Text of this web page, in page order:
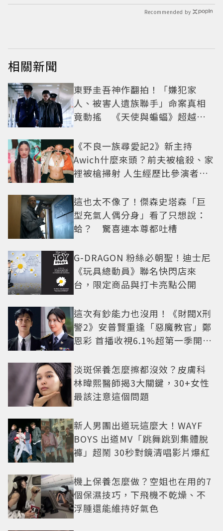
Recommended by
相關新聞
東野圭吾神作翻拍！「嫌犯家
人、被害人遺族聯手」命案真相
竟動搖 《天使與蝙蝠》超越懸
《不良一族尋愛記2》新主持
Awich什麼來頭？前夫被槍殺、家
裡被槍掃射 人生經歷比參演者還
這也太不像了！傑森史塔森「巨
型充氣人偶分身」看了只想說：
蛤？ 驚喜連本尊都吐槽
G-DRAGON 粉絲必朝聖！迪士尼
《玩具總動員》聯名快閃店來
台，限定商品與打卡亮點公開
這次有鈔能力也沒用！《財閥X刑
警2》安普賢重逢「惡魔教官」鄭
恩彩 首播收視6.1%超第一季開紅
淡斑保養怎麼擦都沒效？皮膚科
林暐熙醫師揭3大關鍵，30+女性
最該注意這個問題
新人男團出道玩這麼大！WAYF
BOYS 出道MV「跳舞跳到集體脫
褲」超鬧 30秒對鏡清唱影片爆紅
機上保養怎麼做？空姐也在用的7
個保濕技巧，下飛機不乾燥、不
浮腫還能維持好氣色